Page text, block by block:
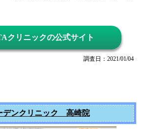
クリニックの公式サイト
調査日：2021/01/04
デンクリニック 高崎院